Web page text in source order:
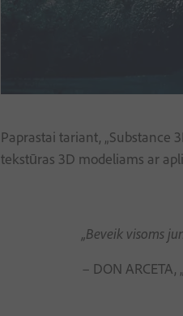
Paprastai tariant,
tekstūras 3D modeliams ar
„Beveik visoms
– DON ARCETA,